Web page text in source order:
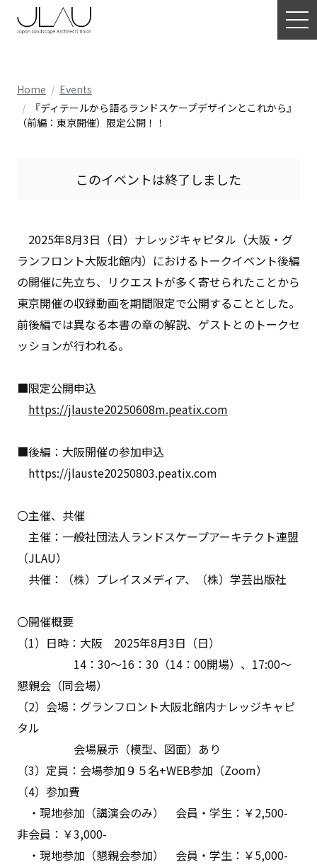
Home
Events
『ディテールから語るランドスケープデザインとこれから』
（前編：東京開催）限定公開！！
このイベントは終了しました
2025年8月3日（日）ナレッジキャピタル（大阪・グ
ランフロント大阪北館内）におけるトークイベント後編
の開催に先立ち、リクエストが多く寄せられたことから
東京開催の収録動画を期間限定で公開することとした。
前後編では異なる本書の章の解説、ゲストとのトークセ
ッションが行われる。
■限定公開申込
https://jlauste20250608m.peatix.com
■後編：大阪開催の参加申込
https://jlauste20250803.peatix.com
〇主催、共催
主催：一般社団法人ランドスケープアーキテクト連盟
（JLAU）
共催：（株）プレイスメディア、（株）学芸出版社
〇開催概要
（1）日時：大阪 2025年8月3日（日）
14：30～16：30（14：00開場）、17:00～
懇親会（同会場）
（2）会場：グランフロント大阪北館内ナレッジキャピ
タル
会場展示（模型、図面）あり
（3）定員：会場参加９５名+WEB参加（Zoom）
（4）参加費
・現地参加（講演会のみ） 会員・学生：￥2,500-
非会員：￥3,000-
・現地参加（懇親会参加） 会員・学生：￥5,000-